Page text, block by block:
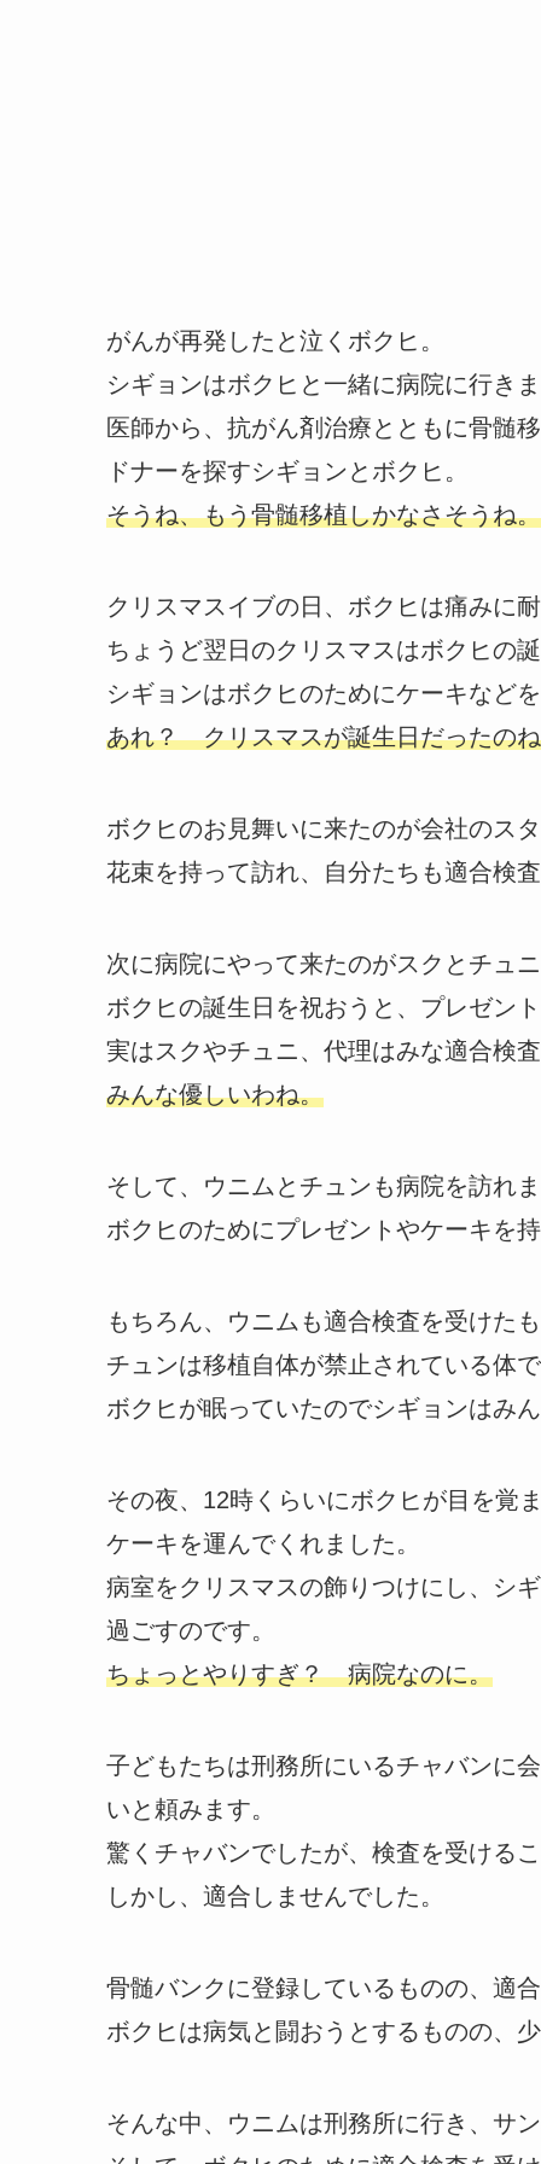
がんが再発したと泣くボクヒ。
シギョンはボクヒと一緒に病院に行き
医師から、抗がん剤治療とともに骨髄
ドナーを探すシギョンとボクヒ。
そうね、もう骨髄移植しかなさそうね。
クリスマスイブの日、ボクヒは痛みに
ちょうど翌日のクリスマスはボクヒの
シギョンはボクヒのためにケーキなど
あれ？ クリスマスが誕生日だったの
ボクヒのお見舞いに来たのが会社のス
花束を持って訪れ、自分たちも適合検
次に病院にやって来たのがスクとチュ
ボクヒの誕生日を祝おうと、プレゼン
実はスクやチュニ、代理はみな適合検
みんな優しいわね。
そして、ウニムとチュンも病院を訪れ
ボクヒのためにプレゼントやケーキを
もちろん、ウニムも適合検査を受けた
チュンは移植自体が禁止されている体
ボクヒが眠っていたのでシギョンはみ
その夜、12時くらいにボクヒが目を覚
ケーキを運んでくれました。
病室をクリスマスの飾りつけにし、シ
過ごすのです。
ちょっとやりすぎ？ 病院なのに。
子どもたちは刑務所にいるチャバンに
いと頼みます。
驚くチャバンでしたが、検査を受ける
しかし、適合しませんでした。
骨髄バンクに登録しているものの、適
ボクヒは病気と闘おうとするものの、
そんな中、ウニムは刑務所に行き、サ